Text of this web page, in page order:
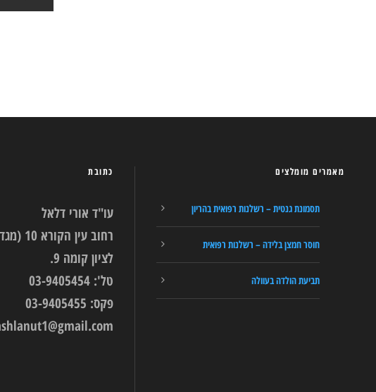
כתובת
עו"ד אורי דלאל
רחוב
לציון קומה 9.
טל': 03-9405454
פקס: 03-9405455
מאמרים מומלצים
תסמונת גנטית – רשלנות רפואית בהריון
חוסר חמצן בלידה – רשלנות רפואית
תביעת הולדה בעוולה